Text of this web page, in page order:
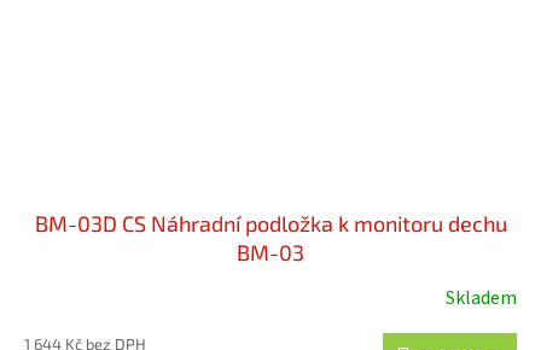
BM-03D CS Náhradní podložka k monitoru dechu
BM-03
Skladem
1 644 Kč bez DPH